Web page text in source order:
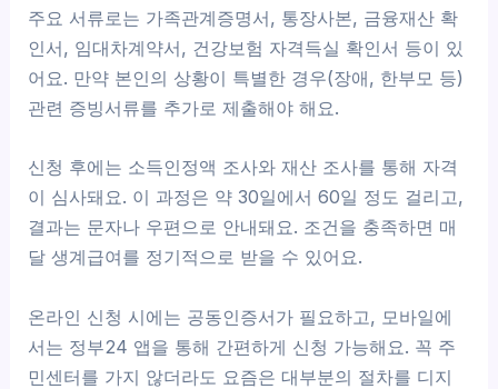
주요 서류로는 가족관계증명서, 통장사본, 금융재산 확
인서, 임대차계약서, 건강보험 자격득실 확인서 등이 있
어요. 만약 본인의 상황이 특별한 경우(장애, 한부모 등)
관련 증빙서류를 추가로 제출해야 해요.
신청 후에는 소득인정액 조사와 재산 조사를 통해 자격
이 심사돼요. 이 과정은 약 30일에서 60일 정도 걸리고,
결과는 문자나 우편으로 안내돼요. 조건을 충족하면 매
달 생계급여를 정기적으로 받을 수 있어요.
온라인 신청 시에는 공동인증서가 필요하고, 모바일에
서는 정부24 앱을 통해 간편하게 신청 가능해요. 꼭 주
민센터를 가지 않더라도 요즘은 대부분의 절차를 디지